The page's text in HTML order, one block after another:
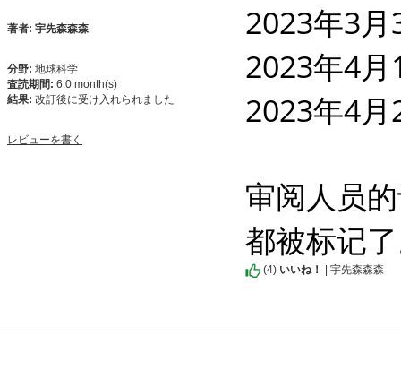
著者: 宇先森森森
分野: 地球科学
査読期間: 6.0 month(s)
結果: 改訂後に受け入れられました
レビューを書く
2023年3
2023年4
2023年4
审阅人员
都被标记
(4) いいね！ | 宇先森森森